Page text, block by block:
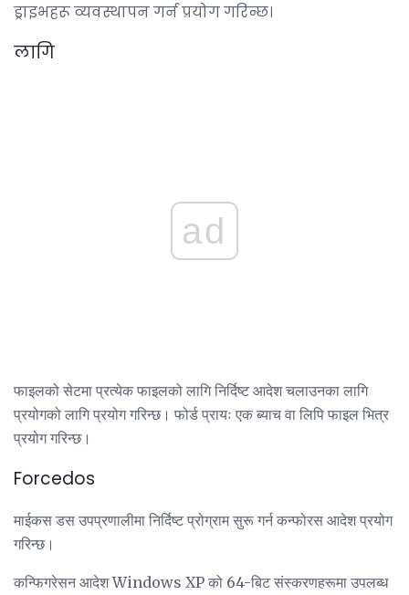
ड्राइभहरू व्यवस्थापन गर्न प्रयोग गरिन्छ।
लागि
ad
फाइलको सेटमा प्रत्येक फाइलको लागि निर्दिष्ट आदेश चलाउनका लागि
प्रयोगको लागि प्रयोग गरिन्छ। फोर्ड प्रायः एक ब्याच वा लिपि फाइल भित्र
प्रयोग गरिन्छ।
Forcedos
माईकस डस उपप्रणालीमा निर्दिष्ट प्रोग्राम सुरू गर्न कन्फोरस आदेश प्रयोग
गरिन्छ।
कन्फिगरेसन आदेश Windows XP को 64-बिट संस्करणहरूमा उपलब्ध